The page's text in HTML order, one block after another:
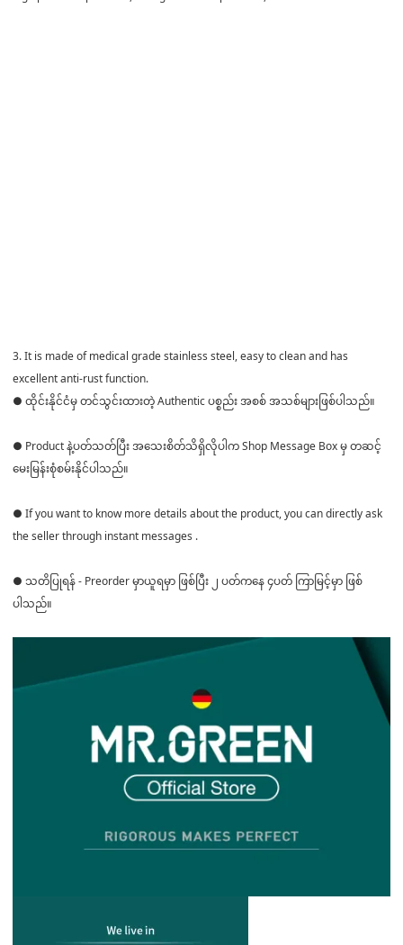
3. It is made of medical grade stainless steel, easy to clean and has
excellent anti-rust function.
● ထိုင်းနိုင်ငံမှ တင်သွင်းထားတဲ့ Authentic ပစ္စည်း အစစ် အသစ်များဖြစ်ပါသည်။
● Product နဲ့ပတ်သတ်ပြီး အသေးစိတ်သိရှိလိုပါက Shop Message Box မှ တဆင့်
မေးမြန်းစုံစမ်းနိုင်ပါသည်။
● If you want to know more details about the product, you can directly ask
the seller through instant messages .
● သတိပြုရန် - Preorder မှာယူရမှာ ဖြစ်ပြီး ၂ ပတ်ကနေ ၄ပတ် ကြာမြင့်မှာ ဖြစ်
ပါသည်။